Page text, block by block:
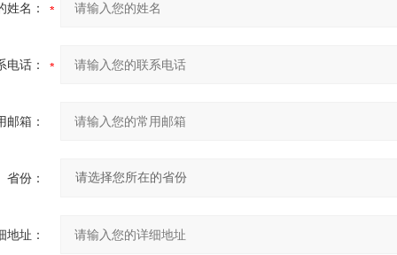
姓名：
电话：
邮箱：
省份：
地址：